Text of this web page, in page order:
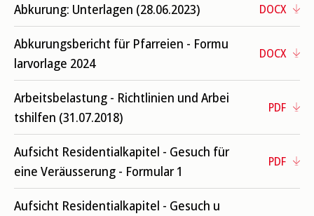
Abkurung: Unterlagen (28.06.2023) DOCX
Abkurungsbericht für Pfarreien - Formu
larvorlage 2024
DOCX
Arbeitsbelastung - Richtlinien und Arbei
tshilfen (31.07.2018)
PDF
Aufsicht Residentialkapitel - Gesuch für
eine Veräusserung - Formular 1
PDF
Aufsicht Residentialkapitel - Gesuch u